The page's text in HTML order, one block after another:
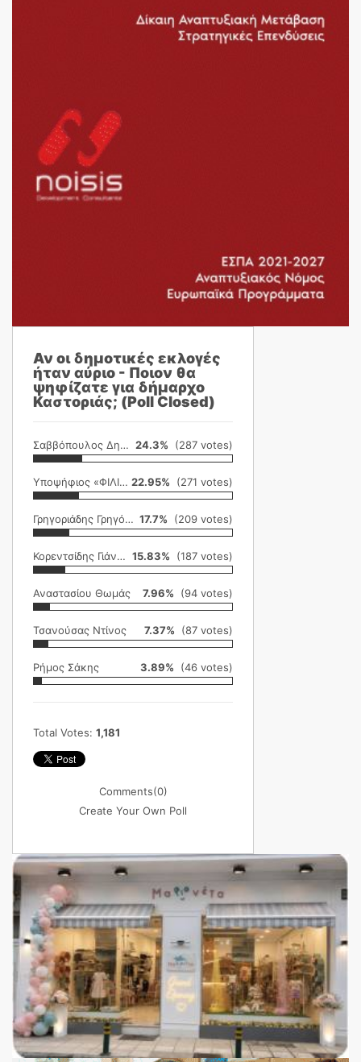
Αν οι δημοτικές εκλογές
ήταν αύριο - Ποιον θα
ψηφίζατε για δήμαρχο
Καστοριάς; (Poll Closed)
Σαββόπουλος Δημήτρης 24.3% (287 votes)
Υποψήφιος «ΦΙΛΙΚΗ ΕΤΑΙΡΕΙΑ» 22.95% (271 votes)
Γρηγοριάδης Γρηγόρης 17.7% (209 votes)
Κορεντσίδης Γιάννης 15.83% (187 votes)
Αναστασίου Θωμάς 7.96% (94 votes)
Τσανούσας Ντίνος 7.37% (87 votes)
Ρήμος Σάκης 3.89% (46 votes)
Total Votes: 1,181
Comments(0)
Create Your Own Poll